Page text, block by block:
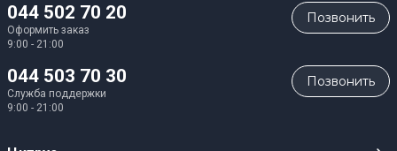
044 502 70 20
Оформить заказ
9:00 - 21:00
Позвонить
044 503 70 30
Служба поддержки
9:00 - 21:00
Позвонить